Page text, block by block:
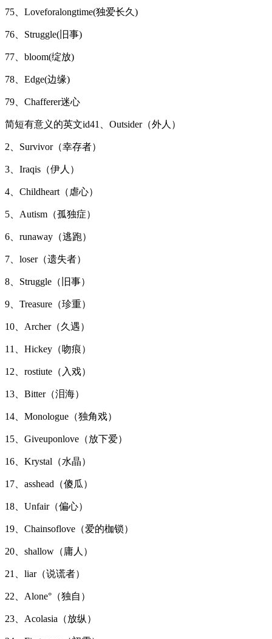
75、Loveforalongtime(独爱长久)
76、Struggle(旧事)
77、bloom(绽放)
78、Edge(边缘)
79、Chafferer迷心
简短有意义的英文id41、Outsider（外人）
2、Survivor（幸存者）
3、Iraqis（伊人）
4、Childheart（虐心）
5、Autism（孤独症）
6、runaway（逃跑）
7、loser（遗失者）
8、Struggle（旧事）
9、Treasure（珍重）
10、Archer（久遇）
11、Hickey（吻痕）
12、rostiute（入戏）
13、Bitter（泪海）
14、Monologue（独角戏）
15、Giveuponlove（放下爱）
16、Krystal（水晶）
17、asshead（傻瓜）
18、Unfair（偏心）
19、Chainsoflove（爱的枷锁）
20、shallow（庸人）
21、liar（说谎者）
22、Alone°（独自）
23、Acolasia（放纵）